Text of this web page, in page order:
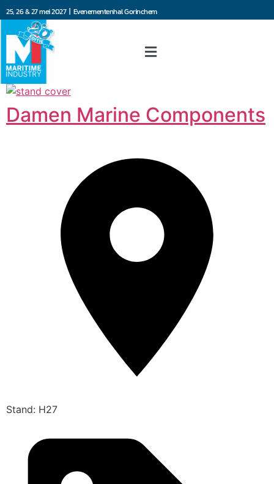
25, 26 & 27 mei 2027 | Evenementenhal Gorinchem
Damen Marine Components
Stand: H27